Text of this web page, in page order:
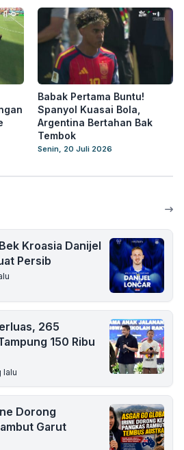
Babak Pertama Buntu!
Spanyol Kuasai Bola,
Argentina Bertahan Bak
Tembok
Senin, 20 Juli 2026
Kroasia Danijel
Persib
265
150 Ribu
lalu
Dorong
Garut